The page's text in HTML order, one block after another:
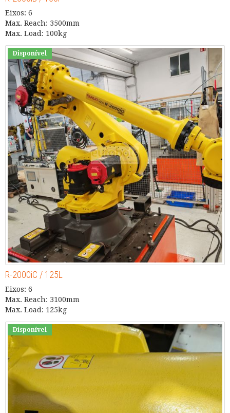
Eixos: 6
Max. Reach: 3500mm
Max. Load: 100kg
Disponível
R-2000iC / 125L
Eixos: 6
Max. Reach: 3100mm
Max. Load: 125kg
Disponível